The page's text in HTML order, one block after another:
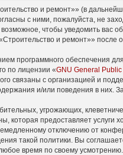
и ремонт»» (в
с ними, пожалуйста, не
чтобы уведомить вас
и ремонт»» после
программного обеспечения
по лицензии «GNU General
связаны с организацией и
и/или поведения в
угрожающих,
которая предоставляет
отключению от
такой политики. Вы
время по своему